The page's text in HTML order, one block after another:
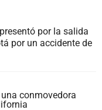
por la salida
por un accidente de
conmovedora